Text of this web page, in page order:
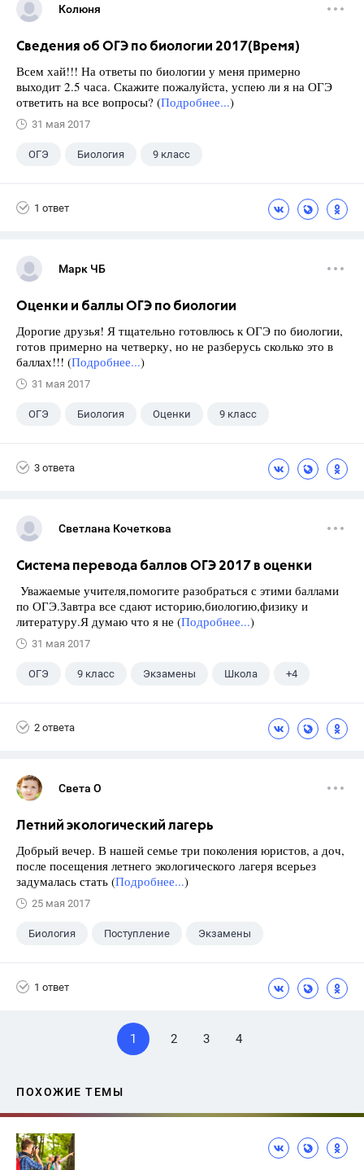
Колюня
Сведения об ОГЭ по биологии 2017(Время)
Всем хай!!! На ответы по биологии у меня примерно
выходит 2.5 часа. Скажите пожалуйста, успею ли я на ОГЭ
ответить на все вопросы? (Подробнее...)
31 мая 2017
ОГЭ Биология 9 класс
1 ответ
Марк ЧБ
Оценки и баллы ОГЭ по биологии
Дорогие друзья! Я тщательно готовлюсь к ОГЭ по биологии,
готов примерно на четверку, но не разберусь сколько это в
баллах!!! (Подробнее...)
31 мая 2017
ОГЭ Биология Оценки 9 класс
3 ответа
Светлана Кочеткова
Система перевода баллов ОГЭ 2017 в оценки
Уважаемые учителя,помогите разобраться с этими баллами
по ОГЭ.Завтра все сдают историю,биологию,физику и
литературу.Я думаю что я не (Подробнее...)
31 мая 2017
ОГЭ 9 класс Экзамены Школа +4
2 ответа
Света О
Летний экологический лагерь
Добрый вечер. В нашей семье три поколения юристов, а доч,
после посещения летнего экологического лагеря всерьез
задумалась стать (Подробнее...)
25 мая 2017
Биология Поступление Экзамены
1 ответ
1 2 3 4
ПОХОЖИЕ ТЕМЫ